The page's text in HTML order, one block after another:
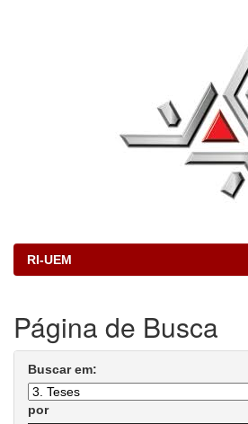
RI-UEM
Página de Busca
Buscar em:
por